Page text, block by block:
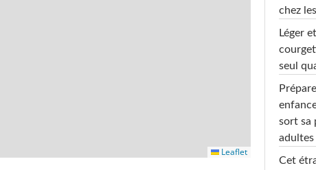
Leaflet
chez
Léger
seul
sort sa
adultes
Cet